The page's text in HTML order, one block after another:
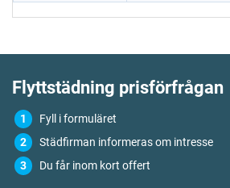
Flyttstädning prisförfrågan
Fyll i formuläret
Städfirman informeras om intresse
Du får inom kort offert